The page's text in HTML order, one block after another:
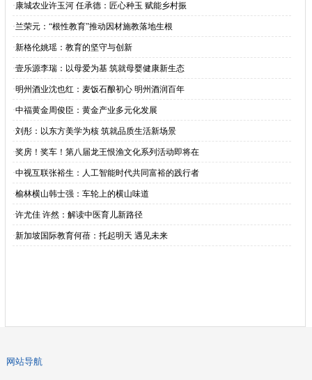
·康城农业许玉河 任承德：匠心种玉 赋能乡村振
·兰荣元：“根性教育”推动因材施教落地生根
·新格伦姚瑶：教育的坚守与创新
·壹乐源李瑞：以母爱为基 筑就母婴健康新生态
·明州酒业沈也红：麦饭石酿初心 明州酒润百年
·中福黄金周俊臣：黄金产业多元化发展
·刘彤：以东方美学为核 筑就品质生活新场景
·奖房！奖车！第八届龙王恨渔文化系列活动即将在
·中视互联张裕生：人工智能时代共同富裕的践行者
·榆林横山韩士强：车轮上的横山味道
·许尤佳 许然：解读中医育儿新路径
·新加坡国际教育何蓓：托起明天 遇见未来
网站导航